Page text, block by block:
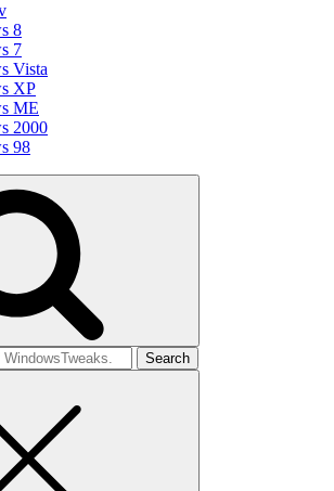
8
7
Vista
XP
ME
2000
98